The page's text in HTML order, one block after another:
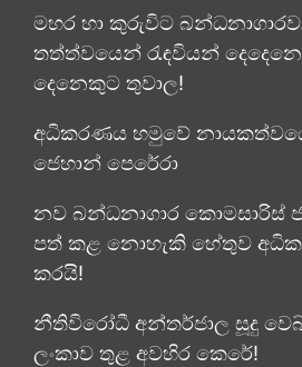
මහර හා කුරුවිට
තත්ත්වයෙන් රැඳවියන්
දෙනෙකුට තුවාල!
අධිකරණය හමුවේ
ජෙහාන් පෙරේරා
නව බන්ධනාගාර කොමසාරිස්
පත් කළ නොහැකි හේතුව
කරයි!
නීතිවිරෝධී අන්තර්ජාල සූදු
ලංකාව තුළ අවහිර කෙරේ!